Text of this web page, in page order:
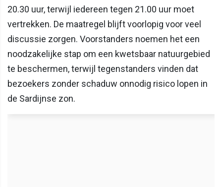
20.30 uur, terwijl iedereen tegen 21.00 uur moet
vertrekken. De maatregel blijft voorlopig voor veel
discussie zorgen. Voorstanders noemen het een
noodzakelijke stap om een kwetsbaar natuurgebied
te beschermen, terwijl tegenstanders vinden dat
bezoekers zonder schaduw onnodig risico lopen in
de Sardijnse zon.